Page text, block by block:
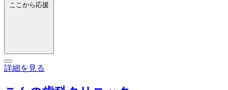
ここから応援
詳細を見る